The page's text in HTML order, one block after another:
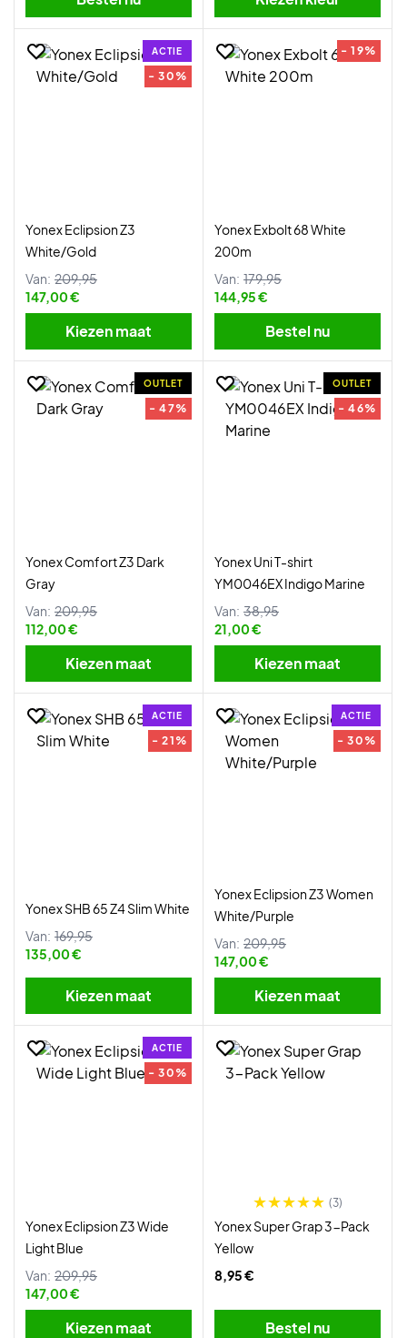
ACTIE
- 30%
Yonex Eclipsion Z3
White/Gold
Van: 209,95
147,00 €
Kiezen maat
- 19%
Yonex Exbolt 68 White
200m
Van: 179,95
144,95 €
Bestel nu
OUTLET
- 47%
Yonex Comfort Z3 Dark
Gray
Van: 209,95
112,00 €
Kiezen maat
OUTLET
- 46%
Yonex Uni T-shirt
YM0046EX Indigo Marine
Van: 38,95
21,00 €
Kiezen maat
ACTIE
- 21%
Yonex SHB 65 Z4 Slim White
Van: 169,95
135,00 €
Kiezen maat
ACTIE
- 30%
Yonex Eclipsion Z3 Women
White/Purple
Van: 209,95
147,00 €
Kiezen maat
ACTIE
- 30%
Yonex Eclipsion Z3 Wide
Light Blue
Van: 209,95
147,00 €
Kiezen maat
(3)
Yonex Super Grap 3-Pack
Yellow
8,95 €
Bestel nu